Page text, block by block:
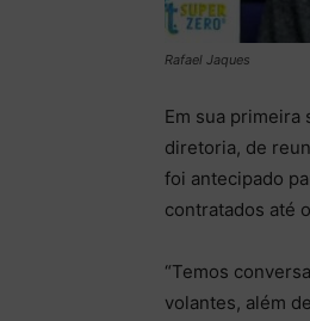
Rafael Jaques
Em sua primeira
diretoria, de
foi antecipado
contratados até
“Temos
volantes, além